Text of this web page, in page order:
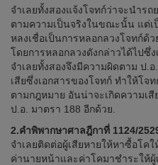
จำเลยทั้งสองแจ้งโจทก์ว่าจะนำร
ตามความเป็นจริงในขณะนั้น แต่
หลงเชื่อเป็นการหลอกลวงโจทก์ด้
โดยการหลอกลวงดังกล่าวได้ไปซึ่
จำเลยทั้งสองจึงมีความผิดตาม ป.
เสียซึ่งเอกสารของโจทก์ ทำให้โจ
ตามกฎหมาย อันน่าจะเกิดความเ
ป.อ. มาตรา 188 อีกด้วย.
2.คำพิพากษาศาลฎีกาที่ 1124/
จำเลยติดต่อผู้เสียหายให้หาซื้อโค
ค่านายหน้าและค่าโคมาชำระให้ผู้